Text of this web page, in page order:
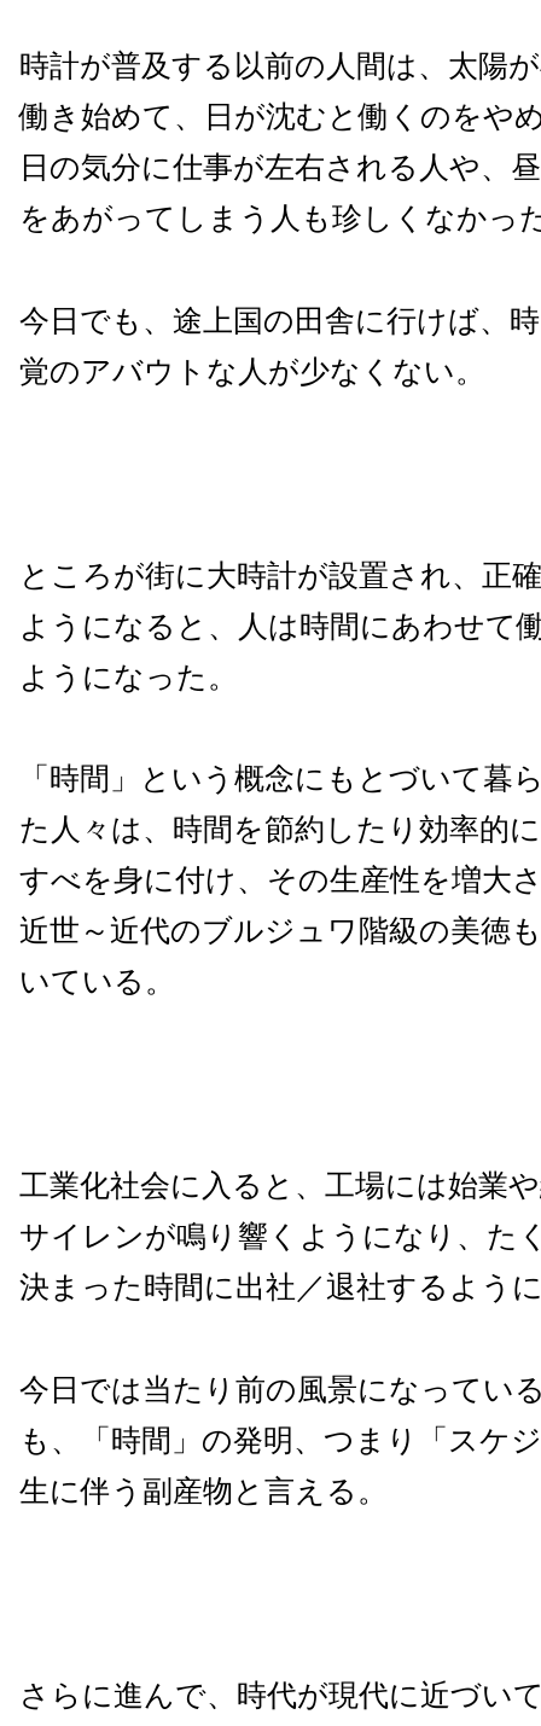
時計が普及する以前の人間は、太陽
働き始めて、日が沈むと働くのをや
日の気分に仕事が左右される人や、
をあがってしまう人も珍しくなかっ
今日でも、途上国の田舎に行けば、
覚のアバウトな人が少なくない。
ところが街に大時計が設置され、正
ようになると、人は時間にあわせて
ようになった。
「時間」という概念にもとづいて暮
た人々は、時間を節約したり効率的
すべを身に付け、その生産性を増大
近世～近代のブルジュワ階級の美徳
いている。
工業化社会に入ると、工場には始業
サイレンが鳴り響くようになり、た
決まった時間に出社／退社するよう
今日では当たり前の風景になってい
も、「時間」の発明、つまり「スケ
生に伴う副産物と言える。
さらに進んで、時代が現代に近づい